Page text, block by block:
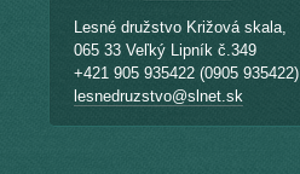
Lesné družstvo Križová skala,
065 33 Veľký Lipník č.349
+421 905 935422 (0905 935422)
lesnedruzstvo@slnet.sk